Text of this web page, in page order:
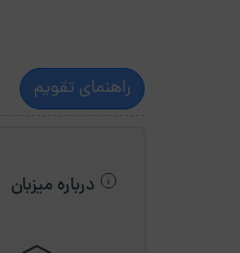
راهنمای تقویم
درباره میزبان